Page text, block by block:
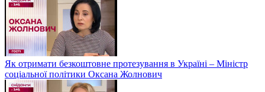
Як отримати безкоштовне протезування в Україні – Міністр
соціальної політики Оксана Жолнович